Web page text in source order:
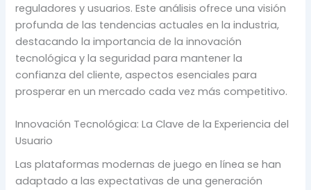
reguladores y usuarios. Este análisis ofrece una visión
profunda de las tendencias actuales en la industria,
destacando la importancia de la innovación
tecnológica y la seguridad para mantener la
confianza del cliente, aspectos esenciales para
prosperar en un mercado cada vez más competitivo.
Innovación Tecnológica: La Clave de la Experiencia del
Usuario
Las plataformas modernas de juego en línea se han
adaptado a las expectativas de una generación